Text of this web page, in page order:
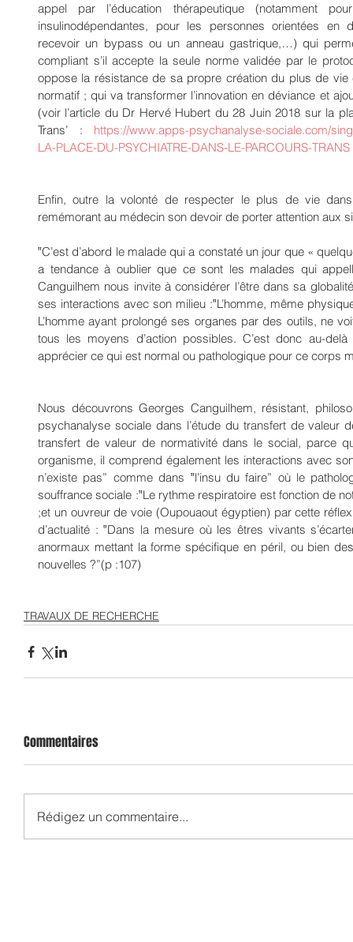
appel par l’éducation thérapeutique (notamment
insulinodépendantes, pour les personnes orientées en
recevoir un bypass ou un anneau gastrique,…) qui
compliant s’il accepte la seule norme validée par le
oppose la résistance de sa propre création du plus de
normatif ; qui va transformer l’innovation en déviance et
(voir l’article du Dr Hervé Hubert du 28 Juin 2018 sur la
Trans’ : https://www.apps-psychanalyse-sociale.com/
LA-PLACE-DU-PSYCHIATRE-DANS-LE-PARCOURS-TRANS
Enfin, outre la volonté de respecter le plus de vie
remémorant au médecin son devoir de porter attention aux
‟C’est d’abord le malade qui a constaté un jour que «
a tendance à oublier que ce sont les malades qui
Canguilhem nous invite à considérer l’être dans sa
ses interactions avec son milieu :‟L’homme, même
L’homme ayant prolongé ses organes par des outils, ne
tous les moyens d’action possibles. C’est donc au-
apprécier ce qui est normal ou pathologique pour ce corps
Nous découvrons Georges Canguilhem, résistant,
psychanalyse sociale dans l’étude du transfert de valeur
transfert de valeur de normativité dans le social, parce
organisme, il comprend également les interactions avec
n’existe pas” comme dans ‟l’insu du faire” où le
souffrance sociale :‟Le rythme respiratoire est fonction de
;et un ouvreur de voie (Oupouaout égyptien) par cette
d’actualité : ‟Dans la mesure où les êtres vivants
anormaux mettant la forme spécifique en péril, ou bien
nouvelles ?”(p :107)
TRAVAUX DE RECHERCHE
Commentaires
Rédigez un commentaire...